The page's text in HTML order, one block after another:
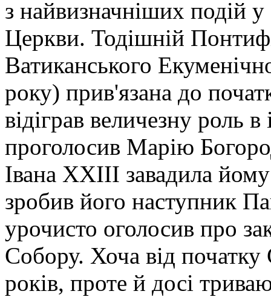
з найвизначніших подій у
Церкви. Тодішній
Ватиканського
року) прив'язана до
відіграв величезну роль
проголосив Марію
Івана XXIII завадила
зробив його наступник
урочисто оголосив про
Собору. Хоча від
років, проте й досі